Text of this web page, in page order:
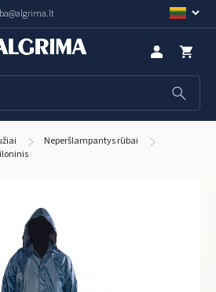
Neperšlampantys rūbai